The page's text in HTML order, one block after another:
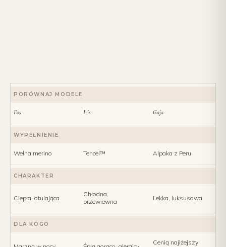
PORÓWNAJ MODELE
Eos Iris Gaja
WYPEŁNIENIE
Wełna merino Tencel™ Alpaka z Peru
CHARAKTER
Ciepła, otulająca
Chłodna,
przewiewna
Lekka, luksusowa
DLA KOGO
Cenią najlżejszy